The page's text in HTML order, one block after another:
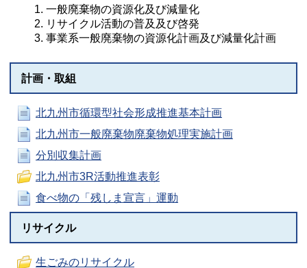
一般廃棄物の資源化及び減量化
リサイクル活動の普及及び啓発
事業系一般廃棄物の資源化計画及び減量化計画
計画・取組
北九州市循環型社会形成推進基本計画
北九州市一般廃棄物廃棄物処理実施計画
分別収集計画
北九州市3R活動推進表彰
食べ物の「残しま宣言」運動
リサイクル
生ごみのリサイクル